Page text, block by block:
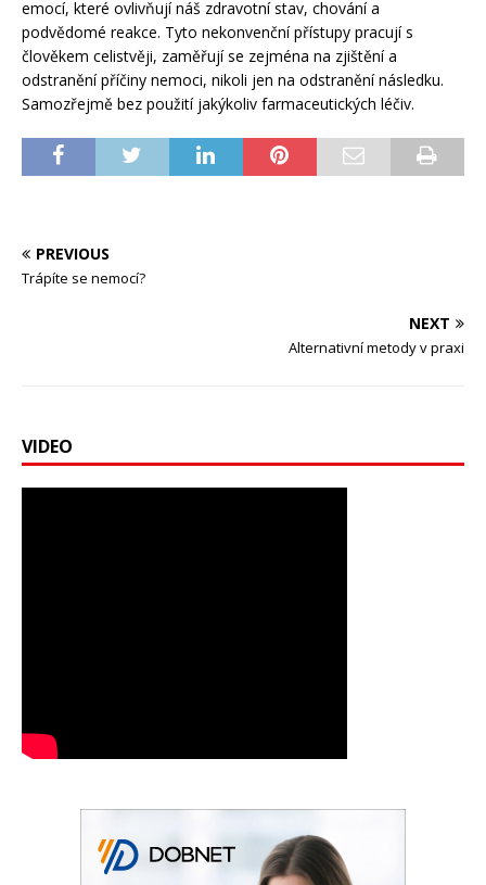
emocí, které ovlivňují náš zdravotní stav, chování a
podvědomé reakce. Tyto nekonvenční přístupy pracují s
člověkem celistvěji, zaměřují se zejména na zjištění a
odstranění příčiny nemoci, nikoli jen na odstranění následku.
Samozřejmě bez použití jakýkoliv farmaceutických léčiv.
PREVIOUS
Trápíte se nemocí?
NEXT
Alternativní metody v praxi
VIDEO